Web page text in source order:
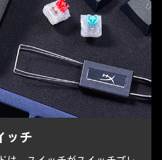
ッチ